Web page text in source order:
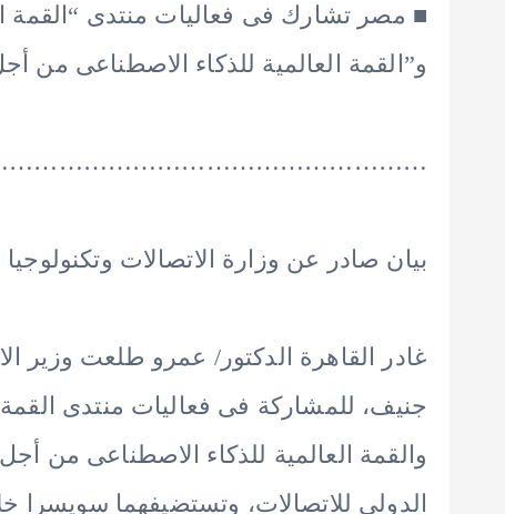
و”القمة العالمية للذكاء الاصطناعى من
بيان صادر عن وزارة الاتصالات
غادر القاهرة الدكتور/ عمرو طلعت وزير
والقمة العالمية للذكاء الاصطناعى من